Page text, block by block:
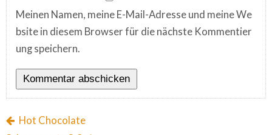
Meinen Namen, meine E-Mail-Adresse und meine We
bsite in diesem Browser für die nächste Kommentier
ung speichern.
Hot Chocolate